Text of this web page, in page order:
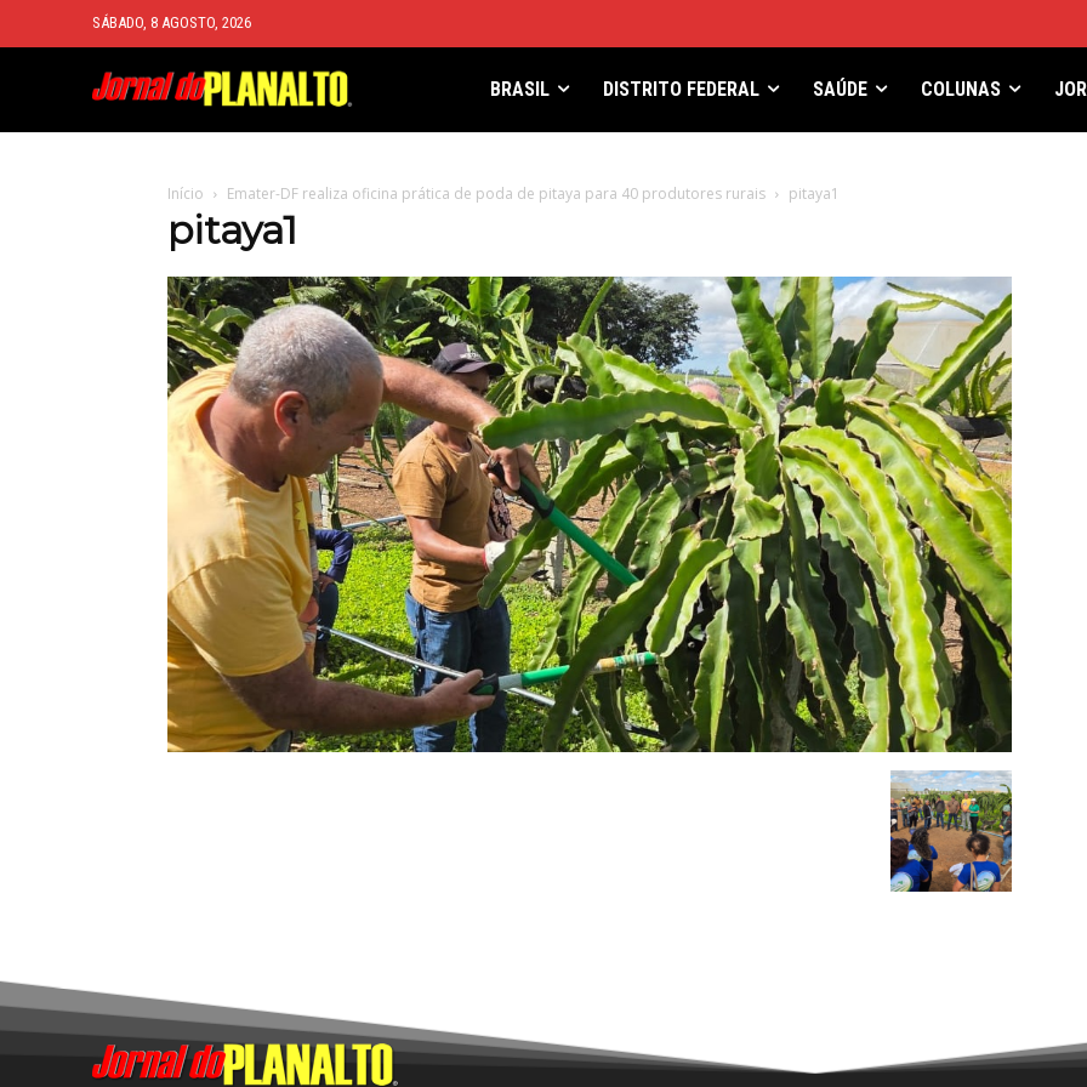
SÁBADO, 8 AGOSTO, 2026
BRASIL DISTRITO FEDERAL SAÚDE COLUNAS
Início Emater-DF realiza oficina prática de poda de pitaya para 40 produtores rurais pitaya1
pitaya1